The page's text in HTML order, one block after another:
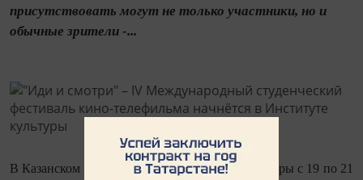
присутствовать могут не только участники, но и
обычные зрители -...
В Казанском государственном институте культуры с 19 по 21